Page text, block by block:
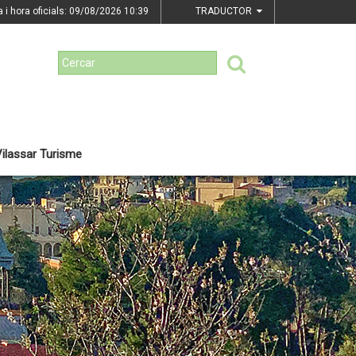
i hora oficials: 09/08/2026 10:39 TRADUCTOR
Turisme